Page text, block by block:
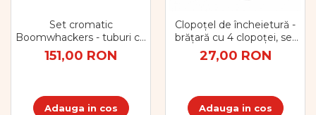
Set cromatic
Boomwhackers - tuburi cu
sunete
151,00 RON
Adauga in cos
Clopoțel de încheietură -
brățară cu 4 clopoței, set
de 2 bucăți
27,00 RON
Adauga in cos